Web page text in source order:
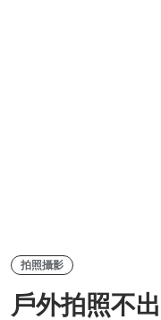
拍照攝影
戶外拍照不